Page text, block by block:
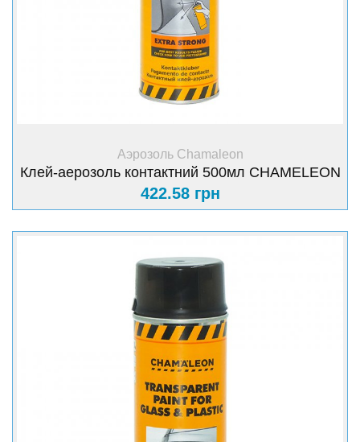
+ Купить
Аэрозоль Chamaleon
Клей-аерозоль контактний 500мл CHAMELEON
422.58 грн